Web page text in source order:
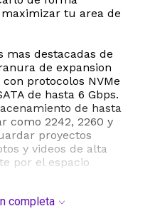
tu area de
mas destacadas de
de expansion
protocolos NVMe
de hasta 6 Gbps.
de hasta
como 2242, 2260 y
proyectos
y videos de alta
por el espacio
el hub ofrece dos
completa